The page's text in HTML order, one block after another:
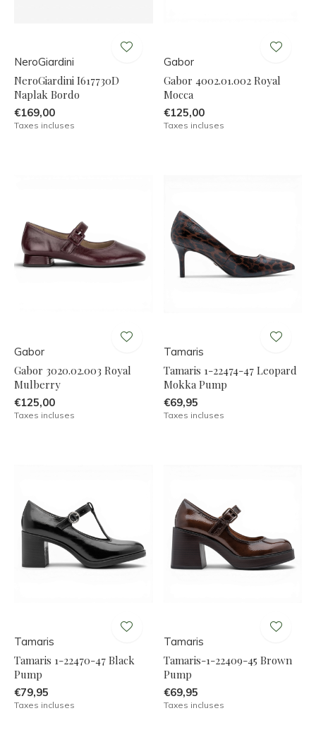
NeroGiardini
NeroGiardini I617730D
Naplak Bordo
€169,00
Taxes incluses
Gabor
Gabor 4002.01.002 Royal
Mocca
€125,00
Taxes incluses
Gabor
Gabor 3020.02.003 Royal
Mulberry
€125,00
Taxes incluses
Tamaris
Tamaris 1-22474-47 Leopard
Mokka Pump
€69,95
Taxes incluses
Tamaris
Tamaris 1-22470-47 Black
Pump
€79,95
Taxes incluses
Tamaris
Tamaris-1-22409-45 Brown
Pump
€69,95
Taxes incluses